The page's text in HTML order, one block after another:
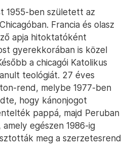
1955-ben született az
Francia és olasz
apja hitoktatóként
gyerekkorában is közel
a chicagói Katolikus
teológiát. 27 éves
rend, melybe 1977-ben
hogy kánonjogot
pappá, majd Peruban
egészen 1986-ig
meg a szerzetesrend